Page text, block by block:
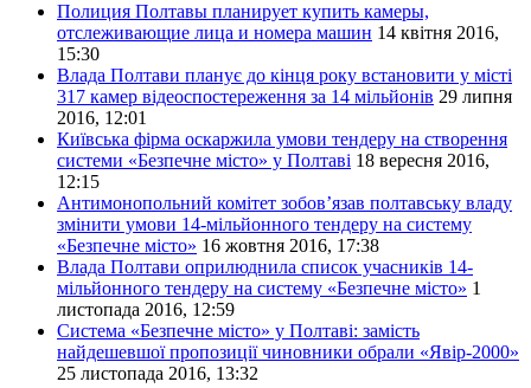
Полиция Полтавы планирует купить камеры,
отслеживающие лица и номера машин 14 квітня 2016,
15:30
Влада Полтави планує до кінця року встановити у місті
317 камер відеоспостереження за 14 мільйонів 29 липня
2016, 12:01
Київська фірма оскаржила умови тендеру на створення
системи «Безпечне місто» у Полтаві 18 вересня 2016,
12:15
Антимонопольний комітет зобов’язав полтавську владу
змінити умови 14-мільйонного тендеру на систему
«Безпечне місто» 16 жовтня 2016, 17:38
Влада Полтави оприлюднила список учасників 14-
мільйонного тендеру на систему «Безпечне місто» 1
листопада 2016, 12:59
Система «Безпечне місто» у Полтаві: замість
найдешевшої пропозиції чиновники обрали «Явір-2000»
25 листопада 2016, 13:32